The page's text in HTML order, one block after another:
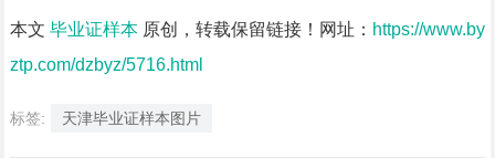
本文 毕业证样本原创，转载保留链接！网址： https://www.by
ztp.com/dzbyz/5716.html
标签: 天津毕业证样本图片